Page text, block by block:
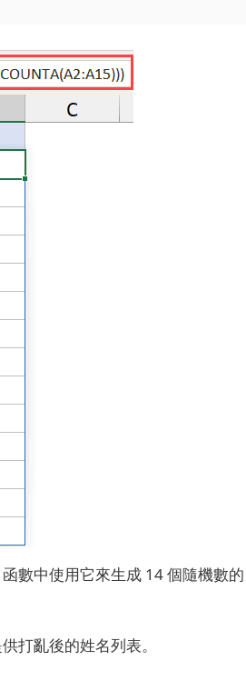
數中使用它來生成 14 個隨機數的
打亂後的姓名列表。